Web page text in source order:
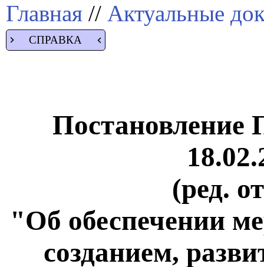
Главная // Актуальные
СПРАВКА
Постановление
(ред.
"Об обеспечении
созданием,